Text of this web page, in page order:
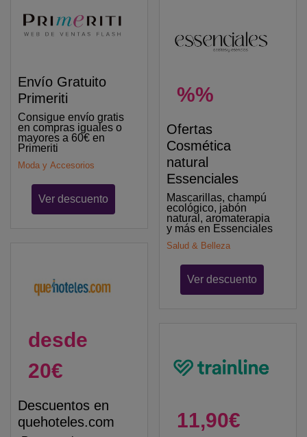
Envío Gratuito
Primeriti
Consigue envío gratis
en compras iguales o
mayores a 60€ en
Primeriti
Moda y Accesorios
Ver descuento
desde
20€
Descuentos en
quehoteles.com
%%
Ofertas
Cosmética
natural
Essenciales
Mascarillas, champú
ecológico, jabón
natural, aromaterapia
y más en Essenciales
Salud & Belleza
Ver descuento
11,90€